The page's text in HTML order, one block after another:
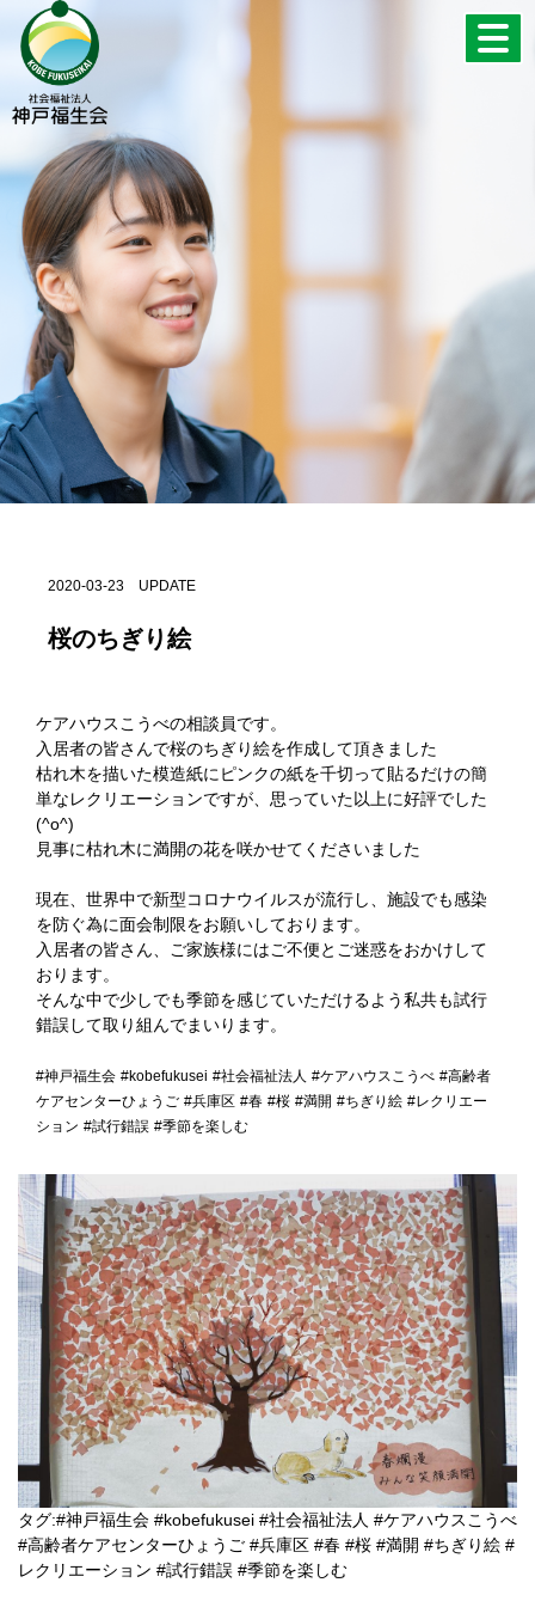
2020-03-23 UPDATE
桜のちぎり絵
ケアハウスこうべの相談員です。
入居者の皆さんで桜のちぎり絵を作成して頂きました
枯れ木を描いた模造紙にピンクの紙を千切って貼るだけの簡
単なレクリエーションですが、思っていた以上に好評でした
(^o^)
見事に枯れ木に満開の花を咲かせてくださいました
現在、世界中で新型コロナウイルスが流行し、施設でも感染
を防ぐ為に面会制限をお願いしております。
入居者の皆さん、ご家族様にはご不便とご迷惑をおかけして
おります。
そんな中で少しでも季節を感じていただけるよう私共も試行
錯誤して取り組んでまいります。
#神戸福生会 #kobefukusei #社会福祉法人 #ケアハウスこうべ #高齢者
ケアセンターひょうご #兵庫区 #春 #桜 #満開 #ちぎり絵 #レクリエー
ション #試行錯誤 #季節を楽しむ
タグ:#神戸福生会 #kobefukusei #社会福祉法人 #ケアハウスこうべ
#高齢者ケアセンターひょうご #兵庫区 #春 #桜 #満開 #ちぎり絵 #
レクリエーション #試行錯誤 #季節を楽しむ